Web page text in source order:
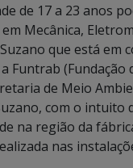
de 17 a 23 anos
Mecânica,
que está em
Funtrab
de Meio
com o intuito
na região da
nas